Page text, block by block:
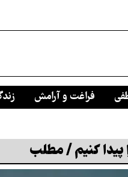
فراغت و آرامش
کنیم / مطلب